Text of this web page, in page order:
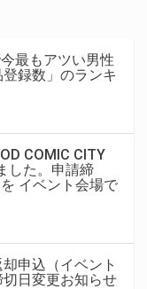
最もアツい男性
録数」のランキ
COMIC CITY
した。申請締
イベント会場で
申込（イベント
日変更お知らせ